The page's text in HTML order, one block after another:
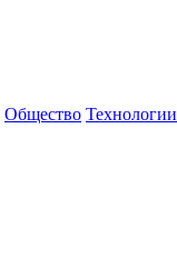
Общество Технологии